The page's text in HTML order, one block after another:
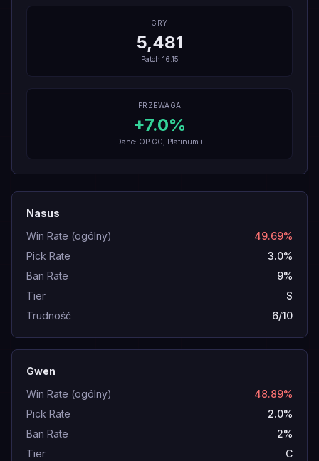
GRY
5,481
Patch 16.15
PRZEWAGA
+7.0%
Dane: OP.GG, Platinum+
Nasus
Win Rate (ogólny)
49.69%
Pick Rate
3.0%
Ban Rate
9%
Tier
S
Trudność
6/10
Gwen
Win Rate (ogólny)
48.89%
Pick Rate
2.0%
Ban Rate
2%
Tier
C